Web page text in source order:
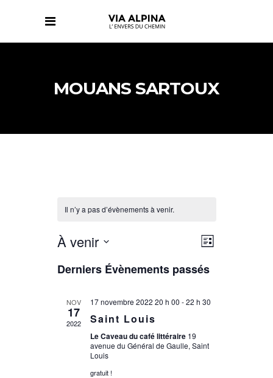
MOUANS SARTOUX
Il n’y a pas d’évènements à venir.
PAR
DE
ÉVÈNEMENT
Liste
À venir
une
Derniers Évènements passés
NOV
17
2022
17 novembre 2022 20 h 00 -22 h 30
Saint Louis
Le Caveau du café littéraire 19
avenue du Général de Gaulle, Saint
Louis
gratuit !